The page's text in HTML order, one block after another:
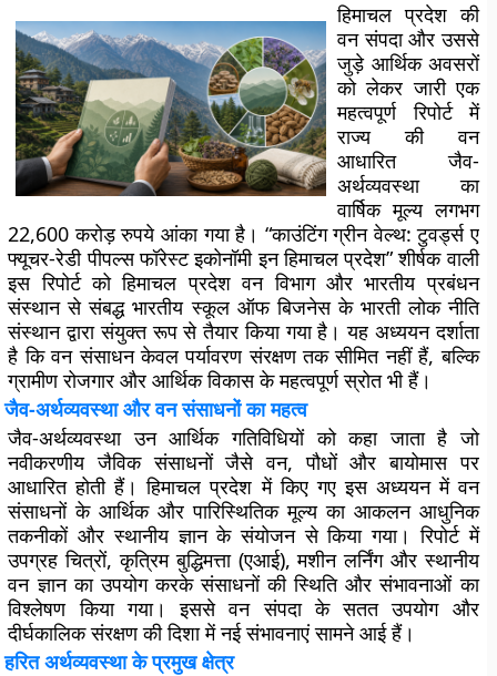
हिमाचल प्रदेश की
वन संपदा और उससे
जुड़े आर्थिक अवसरों
को लेकर जारी एक
महत्वपूर्ण रिपोर्ट में
राज्य की वन
आधारित जैव-
अर्थव्यवस्था का
वार्षिक मूल्य लगभग
22,600 करोड़ रुपये आंका गया है। “काउंटिंग ग्रीन वेल्थ: टुवर्ड्स ए
फ्यूचर-रेडी पीपल्स फॉरेस्ट इकोनॉमी इन हिमाचल प्रदेश” शीर्षक वाली
इस रिपोर्ट को हिमाचल प्रदेश वन विभाग और भारतीय प्रबंधन
संस्थान से संबद्ध भारतीय स्कूल ऑफ बिजनेस के भारती लोक नीति
संस्थान द्वारा संयुक्त रूप से तैयार किया गया है। यह अध्ययन दर्शाता
है कि वन संसाधन केवल पर्यावरण संरक्षण तक सीमित नहीं हैं, बल्कि
ग्रामीण रोजगार और आर्थिक विकास के महत्वपूर्ण स्रोत भी हैं।
जैव-अर्थव्यवस्था और वन संसाधनों का महत्व
जैव-अर्थव्यवस्था उन आर्थिक गतिविधियों को कहा जाता है जो
नवीकरणीय जैविक संसाधनों जैसे वन, पौधों और बायोमास पर
आधारित होती हैं। हिमाचल प्रदेश में किए गए इस अध्ययन में वन
संसाधनों के आर्थिक और पारिस्थितिक मूल्य का आकलन आधुनिक
तकनीकों और स्थानीय ज्ञान के संयोजन से किया गया। रिपोर्ट में
उपग्रह चित्रों, कृत्रिम बुद्धिमत्ता (एआई), मशीन लर्निंग और स्थानीय
वन ज्ञान का उपयोग करके संसाधनों की स्थिति और संभावनाओं का
विश्लेषण किया गया। इससे वन संपदा के सतत उपयोग और
दीर्घकालिक संरक्षण की दिशा में नई संभावनाएं सामने आई हैं।
हरित अर्थव्यवस्था के प्रमुख क्षेत्र